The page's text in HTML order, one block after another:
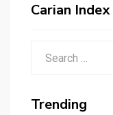
Carian Index
Trending